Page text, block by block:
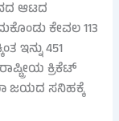
ಆಟದ
ಕೇವಲ 113
ಇನ್ನು 451
ಕ್ರಿಕೆಟ್
ಜಯದ ಸನಿಹಕ್ಕೆ